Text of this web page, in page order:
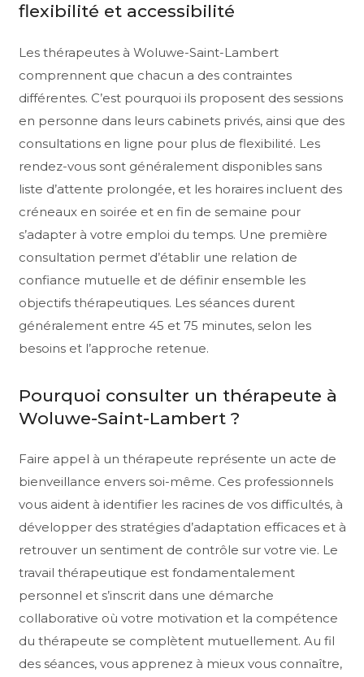
flexibilité et accessibilité
Les thérapeutes à Woluwe-Saint-Lambert
comprennent que chacun a des contraintes
différentes. C’est pourquoi ils proposent des sessions
en personne dans leurs cabinets privés, ainsi que des
consultations en ligne pour plus de flexibilité. Les
rendez-vous sont généralement disponibles sans
liste d’attente prolongée, et les horaires incluent des
créneaux en soirée et en fin de semaine pour
s’adapter à votre emploi du temps. Une première
consultation permet d’établir une relation de
confiance mutuelle et de définir ensemble les
objectifs thérapeutiques. Les séances durent
généralement entre 45 et 75 minutes, selon les
besoins et l’approche retenue.
Pourquoi consulter un thérapeute à
Woluwe-Saint-Lambert ?
Faire appel à un thérapeute représente un acte de
bienveillance envers soi-même. Ces professionnels
vous aident à identifier les racines de vos difficultés, à
développer des stratégies d’adaptation efficaces et à
retrouver un sentiment de contrôle sur votre vie. Le
travail thérapeutique est fondamentalement
personnel et s’inscrit dans une démarche
collaborative où votre motivation et la compétence
du thérapeute se complètent mutuellement. Au fil
des séances, vous apprenez à mieux vous connaître,